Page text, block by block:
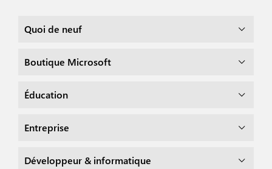
Quoi de neuf
Boutique Microsoft
Éducation
Entreprise
Développeur & informatique